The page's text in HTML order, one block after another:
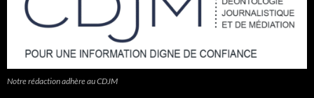
Notre rédaction adhère au CDJM